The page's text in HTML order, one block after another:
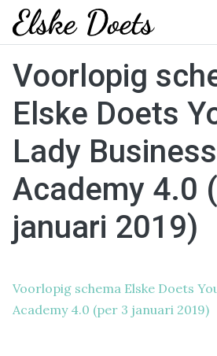
Skip
content
Voorlopig
Elske Doets
Lady Business
Academy 4.0
januari 2019)
Voorlopig schema Elske Doets
Academy 4.0 (per 3 januari 2019)